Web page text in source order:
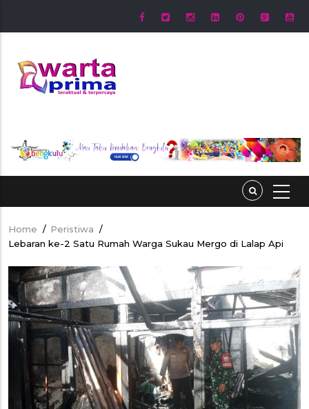
Breadcrumb
Home / Peristiwa /
Lebaran ke-2 Satu Rumah Warga Sukau Mergo di Lalap Api